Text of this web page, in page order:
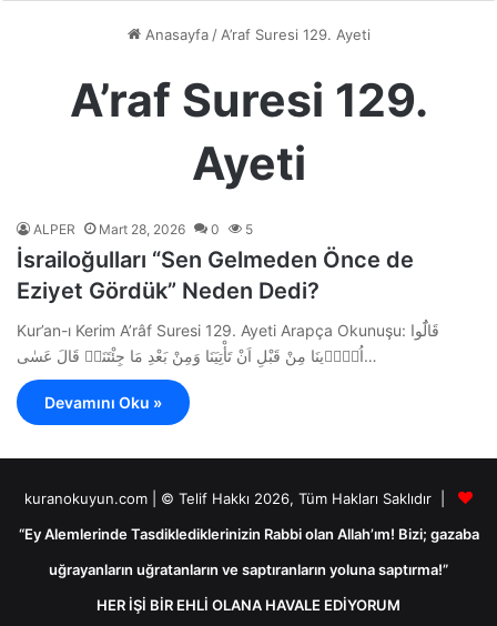
Anasayfa / A’raf Suresi 129. Ayeti
A’raf Suresi 129.
Ayeti
ALPER Mart 28, 2026 0 5
İsrailoğulları “Sen Gelmeden Önce de
Eziyet Gördük” Neden Dedi?
Kur’an-ı Kerim A’râf Suresi 129. Ayeti Arapça Okunuşu: قَالُٓوا
اُو۪ذ۪ينَا مِنْ قَبْلِ اَنْ تَأْتِيَنَا وَمِنْ بَعْدِ مَا جِئْتَنَاۜ قَالَ عَسٰى…
Devamını Oku »
kuranokuyun.com | © Telif Hakkı 2026, Tüm Hakları Saklıdır |
“Ey Alemlerinde Tasdiklediklerinizin Rabbi olan Allah’ım! Bizi; gazaba
uğrayanların uğratanların ve saptıranların yoluna saptırma!”
HER İŞİ BİR EHLİ OLANA HAVALE EDİYORUM